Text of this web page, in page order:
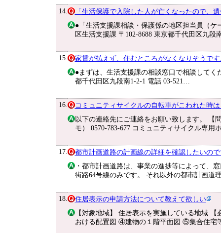
14.
「生活保護で入院した人が亡くなったので、
●「生活支援課相談・保護係の地区担当員（
区生活支援課 〒102-8688 東京都千代田区九段
15.
家賃が払えず、住むところがなくなりそうです
●まずは、生活支援課の相談窓口で相談してく
都千代田区九段南1-2-1 電話 03-521…
16.
コミュニティサイクルの自転車がこわれた時
以下の連絡先にご連絡をお願い致します。 【
モ） 0570-783-677 コミュニティサイクル専用
17.
都市計画道路の計画線の詳細を確認したいの
・都市計画道路は、事業の進捗等によって、
街路64号線のみです。 それ以外の都市計画道
18.
住居表示の申請方法について教えて欲しい
【対象地域】 住居表示を実施している地域
おける配置図 ④建物の１階平面図 ⑤集合住宅